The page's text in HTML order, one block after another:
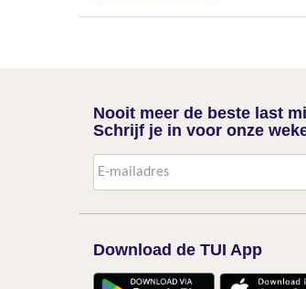
Nooit meer de beste last
Schrijf je in voor onze
Download de TUI App